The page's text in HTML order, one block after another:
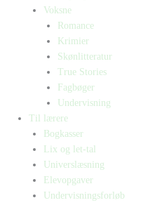
Voksne
Romance
Krimier
Skønlitteratur
True Stories
Fagbøger
Undervisning
Til lærere
Bogkasser
Lix og let-tal
Universlæsning
Elevopgaver
Undervisningsforløb